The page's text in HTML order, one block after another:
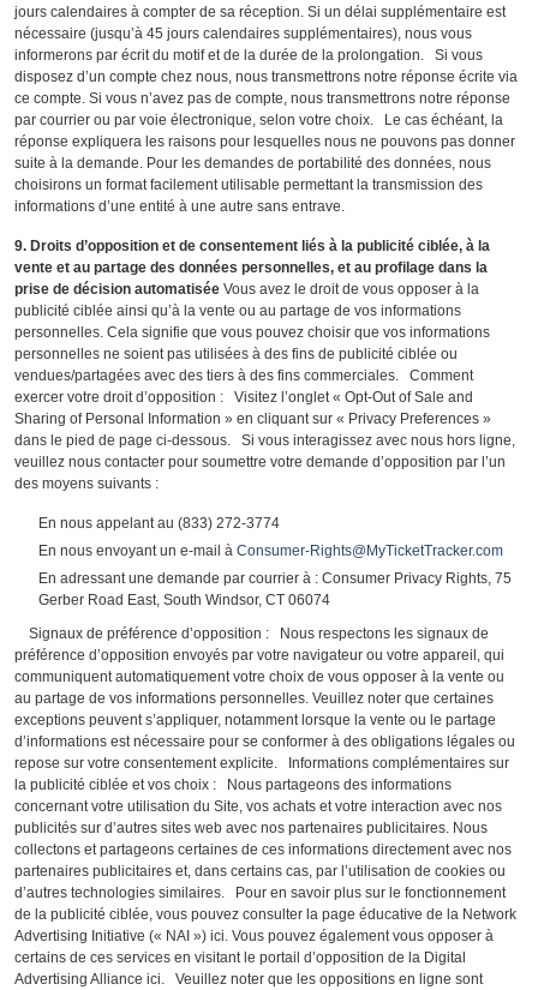
jours calendaires à compter de sa réception. Si un délai supplémentaire est
nécessaire (jusqu’à 45 jours calendaires supplémentaires), nous vous
informerons par écrit du motif et de la durée de la prolongation. Si vous
disposez d’un compte chez nous, nous transmettrons notre réponse écrite via
ce compte. Si vous n’avez pas de compte, nous transmettrons notre réponse
par courrier ou par voie électronique, selon votre choix. Le cas échéant, la
réponse expliquera les raisons pour lesquelles nous ne pouvons pas donner
suite à la demande. Pour les demandes de portabilité des données, nous
choisirons un format facilement utilisable permettant la transmission des
informations d’une entité à une autre sans entrave.
9. Droits d’opposition et de consentement liés à la publicité ciblée, à la
vente et au partage des données personnelles, et au profilage dans la
prise de décision automatisée Vous avez le droit de vous opposer à la
publicité ciblée ainsi qu’à la vente ou au partage de vos informations
personnelles. Cela signifie que vous pouvez choisir que vos informations
personnelles ne soient pas utilisées à des fins de publicité ciblée ou
vendues/partagées avec des tiers à des fins commerciales. Comment
exercer votre droit d’opposition : Visitez l’onglet « Opt-Out of Sale and
Sharing of Personal Information » en cliquant sur « Privacy Preferences »
dans le pied de page ci-dessous. Si vous interagissez avec nous hors ligne,
veuillez nous contacter pour soumettre votre demande d’opposition par l’un
des moyens suivants :
En nous appelant au (833) 272-3774
En nous envoyant un e-mail à Consumer-Rights@MyTicketTracker.com
En adressant une demande par courrier à : Consumer Privacy Rights, 75
Gerber Road East, South Windsor, CT 06074
Signaux de préférence d’opposition : Nous respectons les signaux de
préférence d’opposition envoyés par votre navigateur ou votre appareil, qui
communiquent automatiquement votre choix de vous opposer à la vente ou
au partage de vos informations personnelles. Veuillez noter que certaines
exceptions peuvent s’appliquer, notamment lorsque la vente ou le partage
d’informations est nécessaire pour se conformer à des obligations légales ou
repose sur votre consentement explicite. Informations complémentaires sur
la publicité ciblée et vos choix : Nous partageons des informations
concernant votre utilisation du Site, vos achats et votre interaction avec nos
publicités sur d’autres sites web avec nos partenaires publicitaires. Nous
collectons et partageons certaines de ces informations directement avec nos
partenaires publicitaires et, dans certains cas, par l’utilisation de cookies ou
d’autres technologies similaires. Pour en savoir plus sur le fonctionnement
de la publicité ciblée, vous pouvez consulter la page éducative de la Network
Advertising Initiative (« NAI ») ici. Vous pouvez également vous opposer à
certains de ces services en visitant le portail d’opposition de la Digital
Advertising Alliance ici. Veuillez noter que les oppositions en ligne sont